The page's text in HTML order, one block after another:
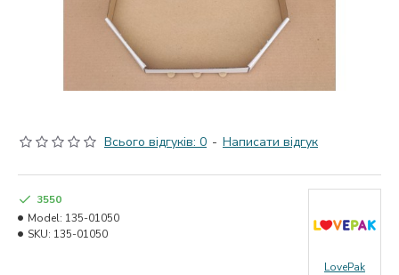
Всього відгуків: 0 - Написати відгук
3550
Model: 135-01050
SKU: 135-01050
LovePak